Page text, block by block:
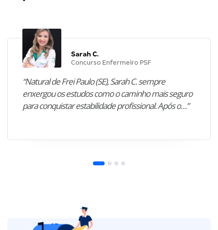
Sarah C.
Concurso Enfermeiro PSF
“Natural de Frei Paulo (SE), Sarah C. sempre
enxergou os estudos como o caminho mais seguro
para conquistar estabilidade profissional. Após o…”